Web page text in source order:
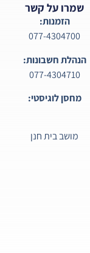
שמרו על קשר
הזמנות:
077-4304700
הנהלת חשבונות:
077-4304710
מחסן לוגיסטי:
מושב בית חנן